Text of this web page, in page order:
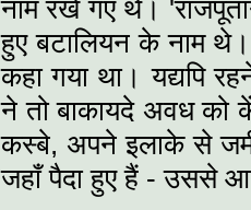
नाम रखे गए थे।
हुए बटालियन के नाम
कहा गया था। यद्यपि
ने तो बाकायदे अवध को
कस्‍बे, अपने इलाके से
जहाँ पैदा हुए हैं - उससे